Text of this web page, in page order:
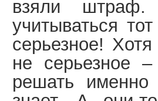
взяли
учитываться
серьезное!
не серьезное
решать